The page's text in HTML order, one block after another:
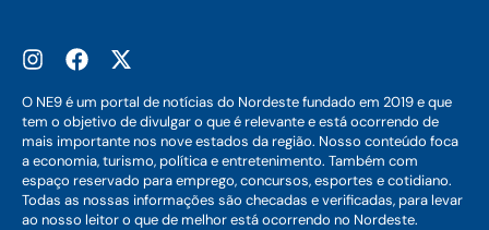
O NE9 é um portal de notícias do Nordeste fundado em 2019 e que
tem o objetivo de divulgar o que é relevante e está ocorrendo de
mais importante nos nove estados da região. Nosso conteúdo foca
a economia, turismo, política e entretenimento. Também com
espaço reservado para emprego, concursos, esportes e cotidiano.
Todas as nossas informações são checadas e verificadas, para levar
ao nosso leitor o que de melhor está ocorrendo no Nordeste.